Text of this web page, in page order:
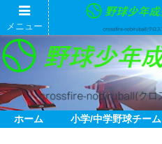
ホーム 小学/中学野球チーム
メニュー